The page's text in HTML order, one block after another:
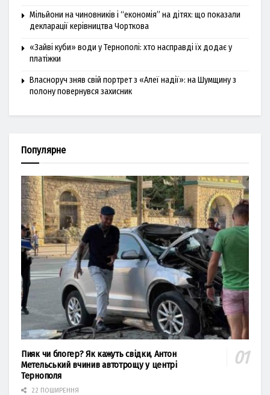
Мільйони на чиновників і “економія” на дітях: що показали
декларації керівництва Чорткова
«Зайві куби» води у Тернополі: хто насправді їх додає у
платіжки
Власноруч зняв свій портрет з «Алеї надії»: на Шумщину з
полону повернувся захисник
Популярне
Пияк чи блогер? Як кажуть свідки, Антон
Метельський вчинив автотрощу у центрі
Тернополя
22 ПОШИРЕННЯ